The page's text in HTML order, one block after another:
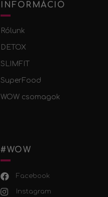
INFORMÁCIÓ
Rólunk
DETOX
SLIMFIT
SuperFood
WOW csomagok
#WOW
Facebook
Instagram